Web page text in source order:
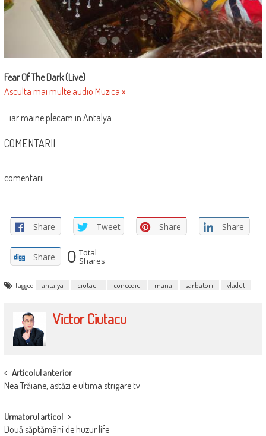
Fear Of The Dark (Live)
Asculta mai multe audio Muzica »
…iar maine plecam in Antalya
COMENTARII
comentarii
Share Tweet Share Share
Share 0 Total
Shares
Tagged antalya ciutacii concediu mana sarbatori vladut
Victor Ciutacu
POST
NAVIGATION
Articolul anterior
Nea Trăiane, astăzi e ultima strigare tv
Urmatorul articol
Două săptămâni de huzur life